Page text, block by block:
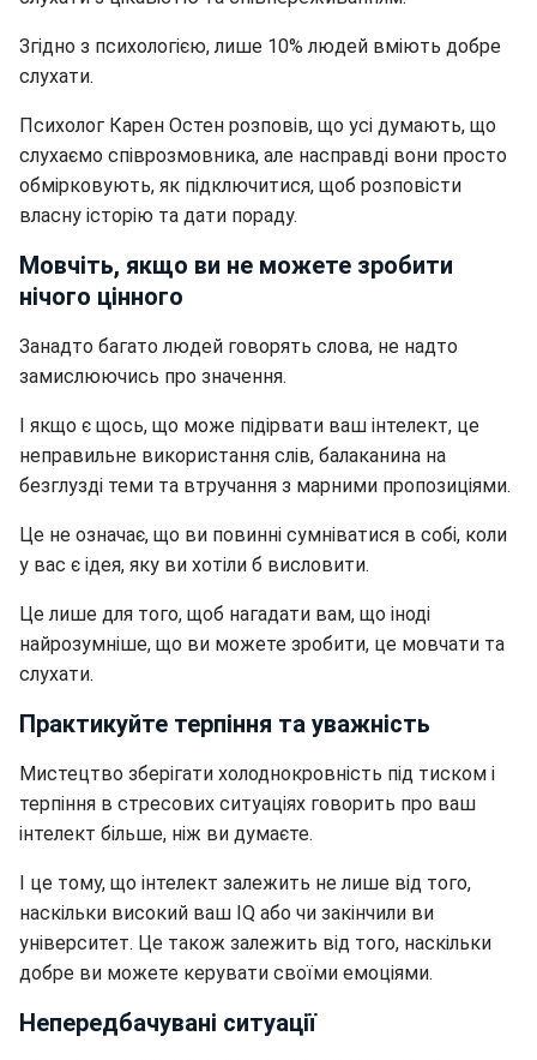
Згідно з психологією, лише 10% людей вміють добре
слухати.
Психолог Карен Остен розповів, що усі думають, що
слухаємо співрозмовника, але насправді вони просто
обмірковують, як підключитися, щоб розповісти
власну історію та дати пораду.
Мовчіть, якщо ви не можете зробити
нічого цінного
Занадто багато людей говорять слова, не надто
замислюючись про значення.
І якщо є щось, що може підірвати ваш інтелект, це
неправильне використання слів, балаканина на
безглузді теми та втручання з марними пропозиціями.
Це не означає, що ви повинні сумніватися в собі, коли
у вас є ідея, яку ви хотіли б висловити.
Це лише для того, щоб нагадати вам, що іноді
найрозумніше, що ви можете зробити, це мовчати та
слухати.
Практикуйте терпіння та уважність
Мистецтво зберігати холоднокровність під тиском і
терпіння в стресових ситуаціях говорить про ваш
інтелект більше, ніж ви думаєте.
І це тому, що інтелект залежить не лише від того,
наскільки високий ваш IQ або чи закінчили ви
університет. Це також залежить від того, наскільки
добре ви можете керувати своїми емоціями.
Непередбачувані ситуації